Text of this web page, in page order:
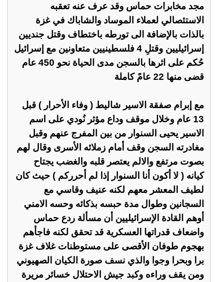
مجد مخابرات حماس وقد عرف عنه تعقبه
الاستئصالي لعملاء الموساد والشاباك في غزة
بالذات بالإضافة الى تورطه باختطاف وقتل جنديين
إسرائيليين وقتلِ 4 فلسطينيين متعاونين مع إسرائيل
حُكم على اثرها بالسجن مدى الحياة نحو 450 عام
قضى منها 22 عامً كاملة
مع إبرام صفقة الاسير شاليط ( وفاء الأحرار ) قبل
13 عام وخلال موقف وداع مؤثر نُودي على اسم
الاسير يحيى السنوار من بين المفرج عنهم وقبل
مغادرته السجن وقف أمام زملائه الأسرى وقال لهم
بصوت مرتفع والالم يعتصر قلبه والغضب يجتاح
كيانه ( لا أكون أنا السنوار إذا لم أحرركم ) حيث كان
لطيف المعشر معهم لكنه عنيف وقاسي مع
السجانين وطوال مدة حبسه بذكائه وحسه الامني
أوهم القادة الإسرائيليين أن مسألة ردع حماس
واضعاف قدراتها العسكرية قد تحقق لكنه فاجأهم
بهجوم طوفان الأقصى على مستوطنات غلاف غزة
برا وبحرا وجوا والذي نسف صورة الكيان الصهيوني
ومن يقف وراءه وكبد جيش الاحتلال خسائر مريرة